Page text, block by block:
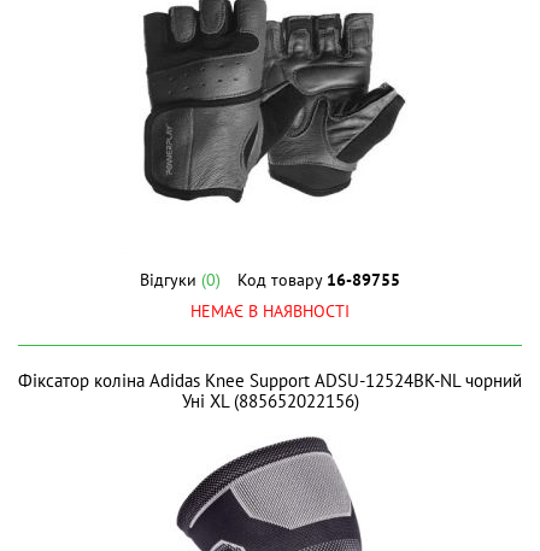
Відгуки (0) Код товару 16-89755
НЕМАЄ В НАЯВНОСТІ
Фіксатор коліна Adidas Knee Support ADSU-12524BK-NL чорний
Уні XL (885652022156)